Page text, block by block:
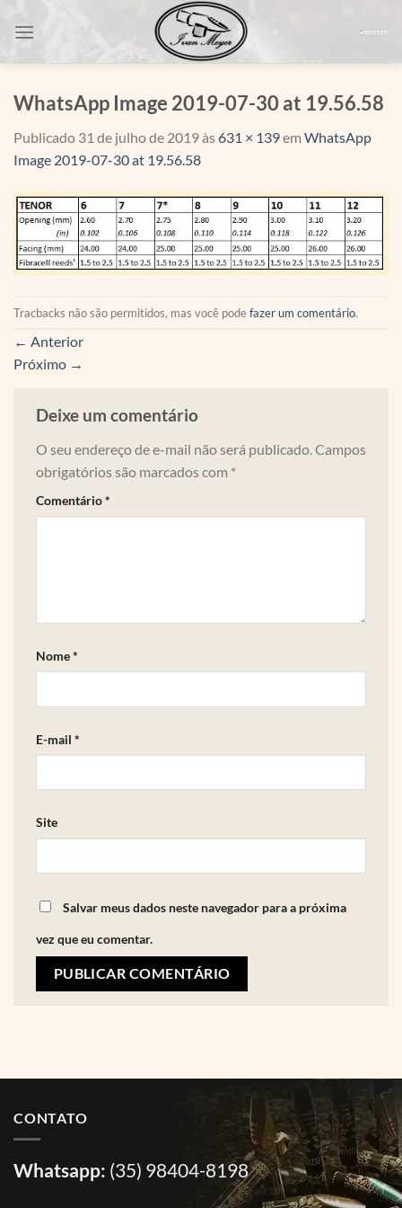
WhatsApp Image 2019-07-30 at 19.56.58
Publicado 31 de julho de 2019às631 × 139em WhatsApp
Image 2019-07-30 at 19.56.58
Tracbacks não são permitidos, mas você podefazer um comentário.
← Anterior
Próximo →
Deixe um comentário
O seu endereço de e-mail não será publicado.Campos
obrigatórios são marcados com *
Comentário*
Nome*
E-mail *
Site
Salvar meus dados neste navegador para a próxima
vez que eu comentar.
CONTATO
Whatsapp: (35) 98404-8198